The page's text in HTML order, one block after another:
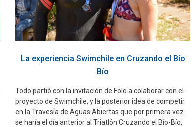
La experiencia Swimchile en Cruzando el Bío
Bío
Todo partió con la invitación de Folo a colaborar con el
proyecto de Swimchile, y la posterior idea de competir
en la Travesía de Aguas Abiertas que por primera vez
se haría el día anterior al Triatlón Cruzando el Bío-Bío,